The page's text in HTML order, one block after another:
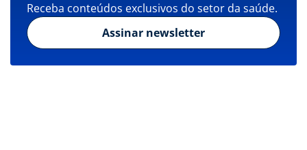
Receba conteúdos exclusivos do setor da saúde.
Assinar newsletter